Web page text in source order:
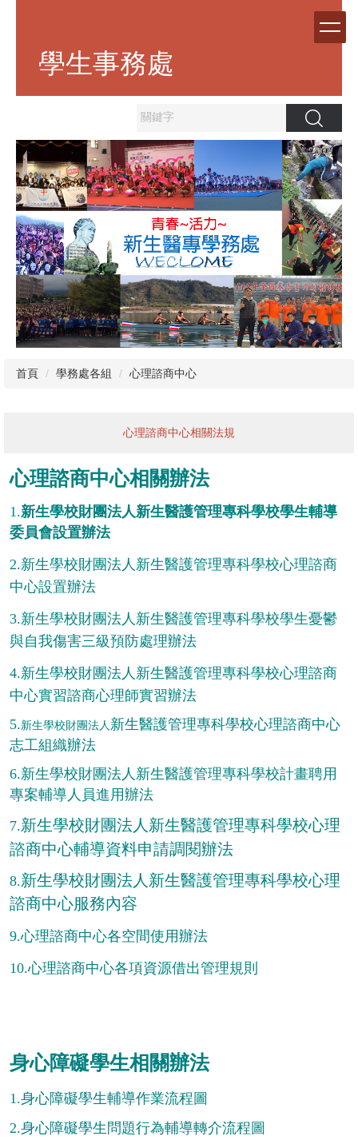
容
學生事務處
搜尋
首頁 學務處各組 心理諮商中心
心理諮商中心相關法規
心理諮商中心相關辦法
1.新生學校財團法人新生醫護管理專科學校學生輔導
委員會設置辦法
2.新生學校財團法人 新生醫護管理專科學校心理諮商
中心設置辦法
3.新生學校財團法人 新生醫護管理專科學校學生憂鬱
與自我傷害三級預防處理辦法
4.新生學校財團法人 新生醫護管理專科學校心理諮商
中心實習諮商心理師實習辦法
5.新生學校財團法人 新生醫護管理專科學校心理諮商中心
志工組織辦法
6.新生學校財團法人 新生醫護管理專科學校計畫聘用
專案輔導人員進用辦法
7.新生學校財團法人新生醫護管理專科學校心理
諮商中心輔導資料申請調閱辦法
8.新生學校財團法人 新生醫護管理專科學校心理
諮商中心服務內容
9.心理諮商中心各空間使用辦法
10.心理諮商中心各項資源借出管理規則
身心障礙學生相關辦法
1.身心障礙學生輔導作業流程圖
2.身心障礙學生問題行為輔導轉介流程圖